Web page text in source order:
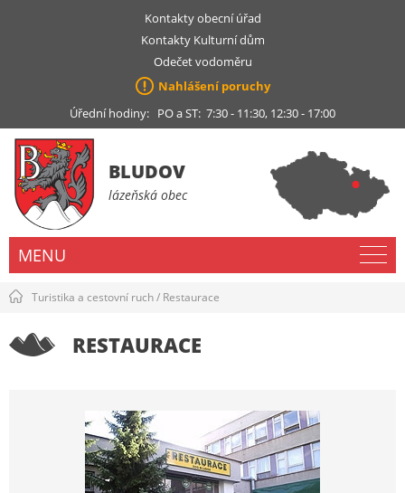
Kontakty obecní úřad
Kontakty Kulturní dům
Odečet vodoměru
Nahlášení poruchy
Úřední hodiny: PO a ST: 7:30 - 11:30, 12:30 - 17:00
BLUDOV
lázeňská obec
MENU
Turistika a cestovní ruch/ Restaurace
RESTAURACE